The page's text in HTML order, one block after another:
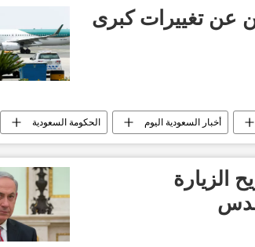
عن تغييرات كبرى
أخبار السعودية اليوم الحكومة السعودية
الزيارة